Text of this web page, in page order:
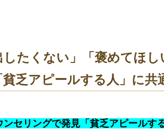
したくない」「褒めてほ
貧乏アピールする人」に
ンセリングで発見「貧乏アピールす